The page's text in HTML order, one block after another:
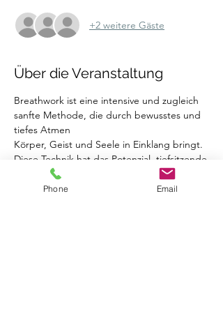
+2 weitere Gäste
Über die Veranstaltung
Breathwork ist eine intensive und zugleich
sanfte Methode, die durch bewusstes und
tiefes Atmen
Körper, Geist und Seele in Einklang bringt.
Diese Technik hat das Potenzial, tiefsitzende
emotionale Blockaden zu lösen,
unverarbeitete Traumata zu heilen und dir
Phone Email